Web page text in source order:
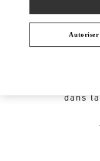
À
femmes par le
dans
Autoriser